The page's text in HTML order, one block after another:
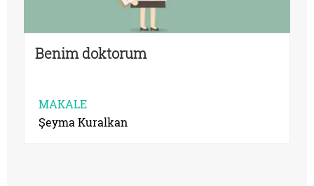
Benim doktorum
MAKALE
Şeyma Kuralkan